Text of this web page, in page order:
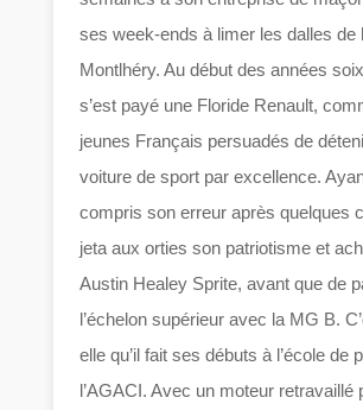
ses week-ends à limer les dalles de
Montlhéry. Au début des années
s’est payé une Floride Renault,
jeunes Français persuadés de
voiture de sport par excellence.
compris son erreur après quelques
jeta aux orties son patriotisme et
Austin Healey Sprite, avant que de
l’échelon supérieur avec la MG B.
elle qu’il fait ses débuts à l’école de
l’AGACI. Avec un moteur retravaillé